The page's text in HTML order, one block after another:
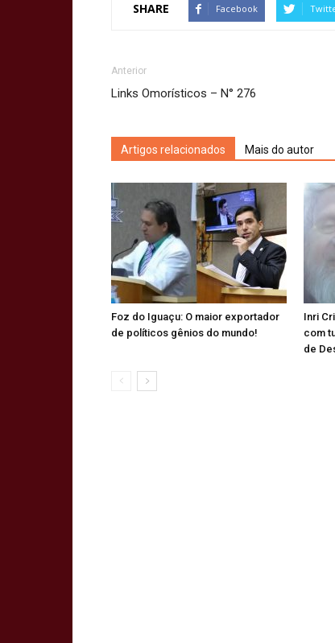
SHARE Facebook
Anterior
Links Omorísticos – N° 276
Artigos relacionados Mais do autor
Foz do Iguaçu: O maior exportador
de políticos gênios do mundo!
Inri
com
de